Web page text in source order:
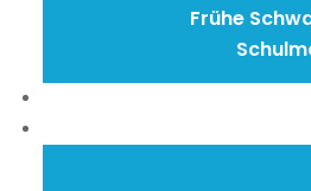
Frühe